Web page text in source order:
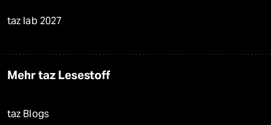
taz lab 2027
Mehr taz Lesestoff
taz Blogs